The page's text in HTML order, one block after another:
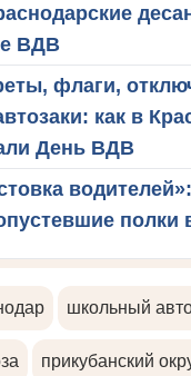
ВДВ
флаги,
как в
День ВДВ
полки
школьный
прикубанский